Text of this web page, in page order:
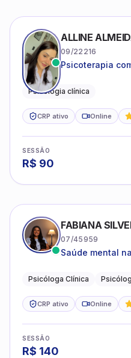
ALLINE
09/22216
Psicoterapia
adolescentes e
Psicologia clínica
CRP ativo Online
SESSÃO
R$ 90
FABIANA
07/45959
Saúde mental
Psicóloga Clínica
CRP ativo Online
SESSÃO
R$ 140